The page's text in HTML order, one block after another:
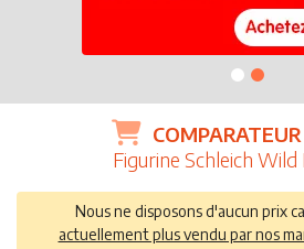
Figurine Schleich Wild
Nous ne disposons d'aucun prix
actuellement plus vendu par nos